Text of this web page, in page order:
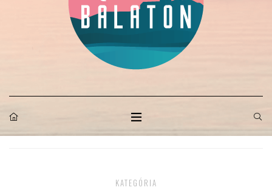
KATEGÓRIA